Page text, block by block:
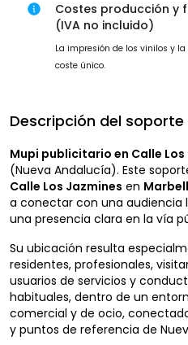
Costes producción y
(IVA no incluido)
La impresión de los vinilos y
coste único.
Descripción del soporte
Mupi publicitario en Calle Los
(Nueva Andalucía). Este
Calle Los Jazmines en
a conectar con una audiencia
una presencia clara en la vía
Su ubicación resulta
residentes, profesionales,
usuarios de servicios y
habituales, dentro de un
comercial y de ocio,
y puntos de referencia de